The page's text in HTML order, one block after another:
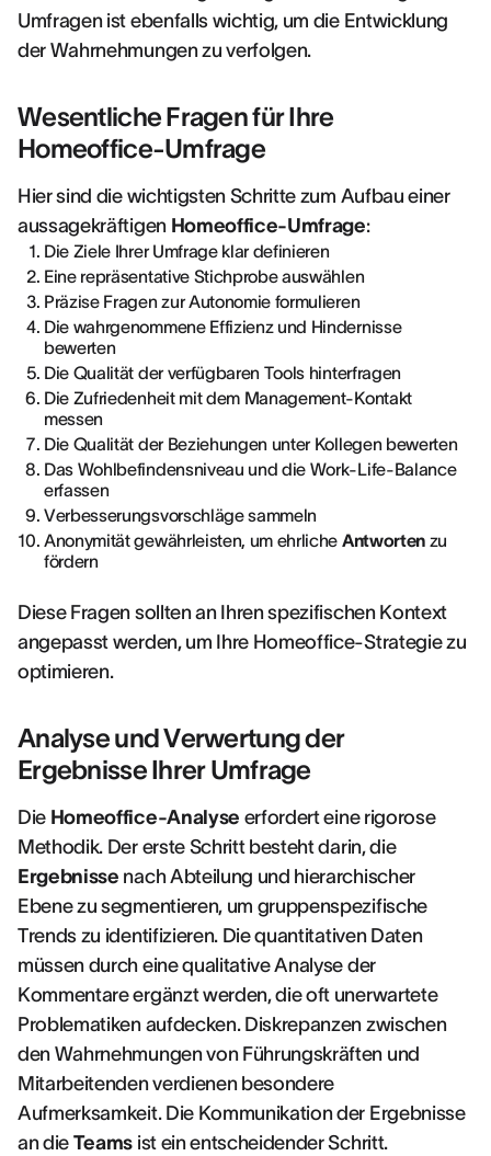
Umfragen ist ebenfalls wichtig, um die Entwicklung
der Wahrnehmungen zu verfolgen.
Wesentliche Fragen für Ihre
Homeoffice-Umfrage
Hier sind die wichtigsten Schritte zum Aufbau einer
aussagekräftigen Homeoffice-Umfrage:
Die Ziele Ihrer Umfrage klar definieren
Eine repräsentative Stichprobe auswählen
Präzise Fragen zur Autonomie formulieren
Die wahrgenommene Effizienz und Hindernisse
bewerten
Die Qualität der verfügbaren Tools hinterfragen
Die Zufriedenheit mit dem Management-Kontakt
messen
Die Qualität der Beziehungen unter Kollegen bewerten
Das Wohlbefindensniveau und die Work-Life-Balance
erfassen
Verbesserungsvorschläge sammeln
Anonymität gewährleisten, um ehrliche Antwortenzu
fördern
Diese Fragen sollten an Ihren spezifischen Kontext
angepasst werden, um Ihre Homeoffice-Strategie zu
optimieren.
Analyse und Verwertung der
Ergebnisse Ihrer Umfrage
Die Homeoffice-Analyse erfordert eine rigorose
Methodik. Der erste Schritt besteht darin, die
Ergebnisse nach Abteilung und hierarchischer
Ebene zu segmentieren, um gruppenspezifische
Trends zu identifizieren. Die quantitativen Daten
müssen durch eine qualitative Analyse der
Kommentare ergänzt werden, die oft unerwartete
Problematiken aufdecken. Diskrepanzen zwischen
den Wahrnehmungen von Führungskräften und
Mitarbeitenden verdienen besondere
Aufmerksamkeit. Die Kommunikation der Ergebnisse
an die Teams ist ein entscheidender Schritt.